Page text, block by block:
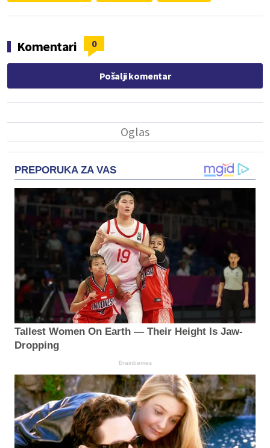
Komentari 0
Pošalji komentar
PREPORUKA ZA VAS
Tallest Women On Earth — Their Height Is Jaw-
Dropping
Brainberries